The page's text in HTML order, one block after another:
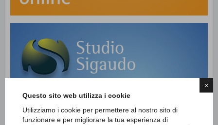
×
Questo sito web utilizza i cookie
Utilizziamo i cookie per permettere al nostro sito di
funzionare e per migliorare la tua esperienza di